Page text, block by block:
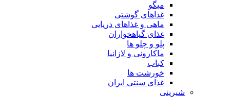
میگو
غذاهای گوشتی
ماهی و غذاهای دریایی
غذای گیاهخواران
پلو و چلو ها
ماکارونی و لازانیا
کباب
خورشت ها
غذای سنتی ایران
شیرینی